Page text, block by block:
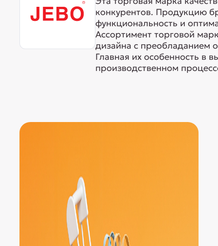
конкурентов. Продукцию
функциональность и
Ассортимент торговой
дизайна с преобладанием
Главная их особенность в
производственном